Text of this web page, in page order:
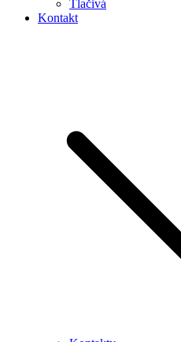
Tlačivá
Kontakt